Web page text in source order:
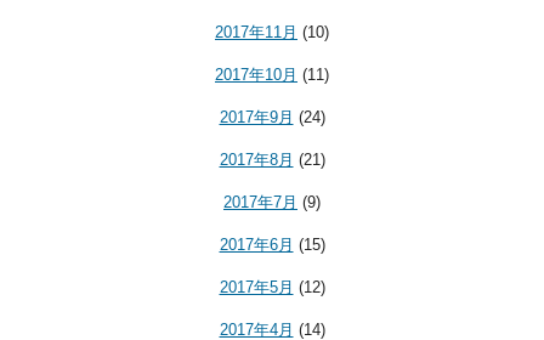
2017年11月 (10)
2017年10月 (11)
2017年9月 (24)
2017年8月 (21)
2017年7月 (9)
2017年6月 (15)
2017年5月 (12)
2017年4月 (14)